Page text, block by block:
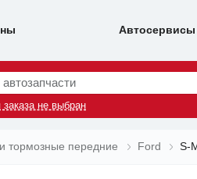
Автосервисы
не выбран
тормозные передние Ford S-